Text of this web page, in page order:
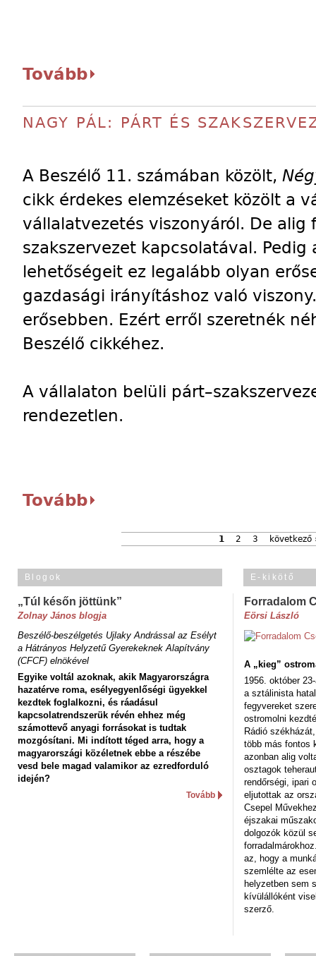
Tovább
NAGY PÁL: PÁRT ÉS
A Beszélő 11. számában közölt,
cikk érdekes elemzéseket közölt a
vállalatvezetés viszonyáról. De alig
szakszervezet kapcsolatával. Pedig
lehetőségeit ez legalább olyan
gazdasági irányításhoz való
erősebben. Ezért erről szeretnék
Beszélő cikkéhez.
A vállalaton belüli
rendezetlen.
Tovább
1 2 3 következő
Blogok
„Túl későn jöttünk”
Zolnay János blogja
Beszélő-beszélgetés Ujlaky Andrással az Esélyt
a Hátrányos Helyzetű Gyerekeknek Alapítvány
(CFCF) elnökével
Egyike voltál azoknak, akik Magyarországra
hazatérve roma, esélyegyenlőségi ügyekkel
kezdtek foglalkozni, és ráadásul
kapcsolatrendszerük révén ehhez még
számottevő anyagi forrásokat is tudtak
mozgósítani. Mi indított téged arra, hogy a
magyarországi közéletnek ebbe a részébe
vesd bele magad valamikor az ezredforduló
idején?
Tovább
E-kikötő
Forradalom
Eörsi László
A „kieg”
1956. október
a sztálinista
fegyvereket
ostromolni
Rádió
több más fontos
azonban alig
osztagok
rendőrségi, ipari
eljutottak az
Csepel
éjszakai
dolgozók közül
az, hogy a
szemlélte az
helyzetben sem
kívülállóként
szerző.